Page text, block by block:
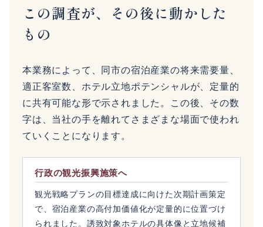
この調査が、その後に動かした
もの
本業務によって、同市の宿泊産業の将来需要量、
適正客室数、ホテル立地ポテンシャルが、定量的
に共有可能な形で示されました。この後、その数
字は、当社の手を離れてさまざまな場面で使われ
ていくことになります。
行政の観光振興施策へ
観光戦略プランの目標達成に向けた次期計画策定
で、宿泊産業の高付加価値化が定量的に位置づけ
られました。誘致対象ホテルの具体像と立地候補